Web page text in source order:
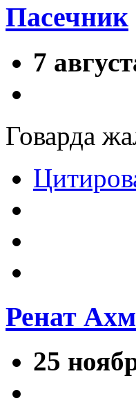
Пасечник
7
Говарда
Ренат
25